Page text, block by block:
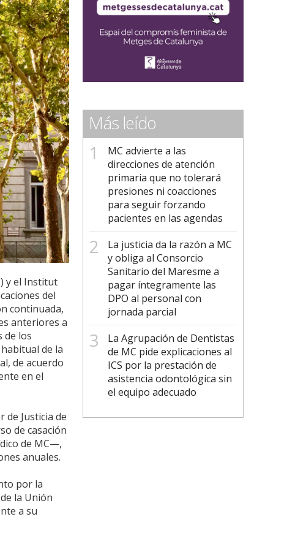
y el Institut
del
continuada,
anteriores a
de los
de la
de acuerdo
en el
de Justicia de
de casación
de MC—,
anuales.
por la
la Unión
a su
Más leído
MC advierte a las
direcciones de atención
primaria que no tolerará
presiones ni coacciones
para seguir forzando
pacientes en las agendas
La justicia da la razón a MC
y obliga al Consorcio
Sanitario del Maresme a
pagar íntegramente las
DPO al personal con
jornada parcial
La Agrupación de Dentistas
de MC pide explicaciones al
ICS por la prestación de
asistencia odontológica sin
el equipo adecuado